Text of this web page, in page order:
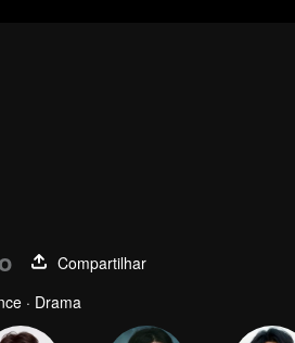
Compartilhar
· Drama